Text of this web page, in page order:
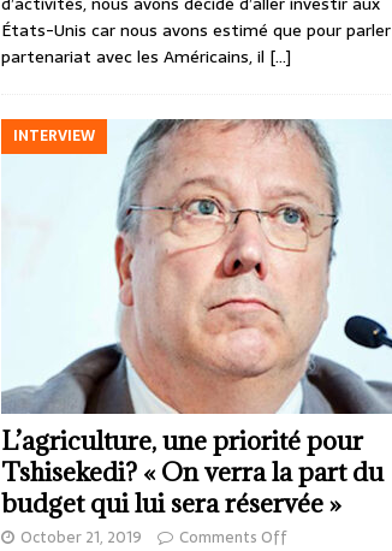
États-Unis car nous avons estimé que pour parler
partenariat avec les Américains, il […]
INTERVIEW
L’agriculture, une priorité pour
Tshisekedi? « On verra la part du
budget qui lui sera réservée »
October 21, 2019 Comments Off